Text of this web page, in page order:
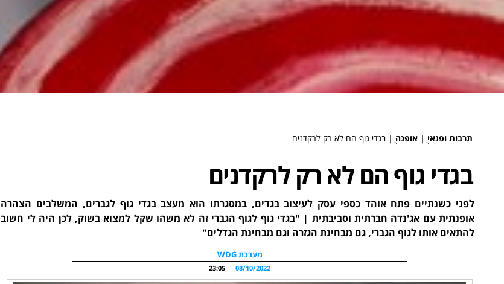
תרבות ופנאי ֻ| אופנה ֻ|בגדי גוף הם לא רק לרקדנים
בגדי גוף הם לא רק לרקדנים
לפני כשנתיים פתח אוהד כספי עסק לעיצוב בגדים, במסגרתו הוא מעצב בגדי גוף לגברים, המשלבים הצהרה
אופנתית עם אג'נדה חברתית וסביבתית | "בגדי גוף לגוף הגברי זה לא משהו שקל למצוא בשוק, לכן היה לי חשוב
להתאים אותו לגוף הגברי, גם מבחינת הגזרה וגם מבחינת הגדלים"
מערכת WDG
08/10/2022
23:05